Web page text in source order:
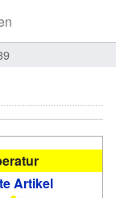
Artikel